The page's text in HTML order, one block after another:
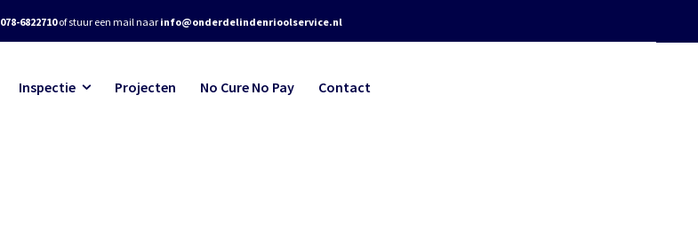
078-6822710of stuur een mail naar info@onderdelindenrioolservice.nl
Inspectie Projecten No Cure No Pay Contact